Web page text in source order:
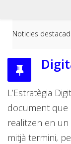
Noticies
L’Estratègia
document que
realitzen en
mitjà termini,